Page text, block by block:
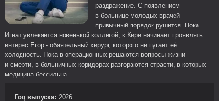
раздражение. С появлением
в больнице молодых врачей
привычный порядок рушится. Пока
Игнат увлекается новенькой коллегой, к Кире начинает проявлять
интерес Егор - обаятельный хирург, которого не пугает её
холодность. Пока в операционных решаются вопросы жизни
и смерти, в больничных коридорах разгораются страсти, в которых
медицина бессильна.
Год выпуска: 2026